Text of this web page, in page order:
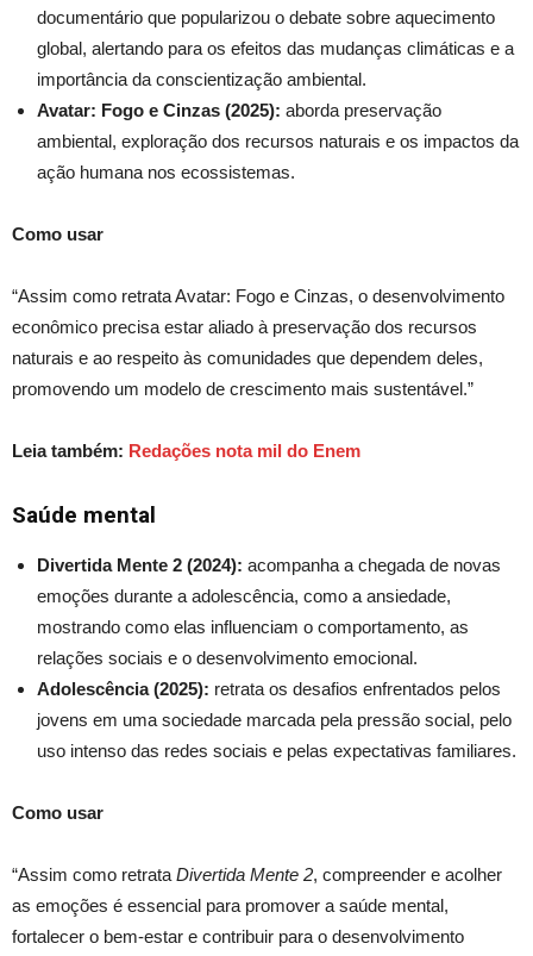
documentário que popularizou o debate sobre aquecimento
global, alertando para os efeitos das mudanças climáticas e a
importância da conscientização ambiental.
Avatar: Fogo e Cinzas (2025): aborda preservação
ambiental, exploração dos recursos naturais e os impactos da
ação humana nos ecossistemas.
Como usar
“Assim como retrata Avatar: Fogo e Cinzas, o desenvolvimento
econômico precisa estar aliado à preservação dos recursos
naturais e ao respeito às comunidades que dependem deles,
promovendo um modelo de crescimento mais sustentável.”
Leia também: Redações nota mil do Enem
Saúde mental
Divertida Mente 2 (2024): acompanha a chegada de novas
emoções durante a adolescência, como a ansiedade,
mostrando como elas influenciam o comportamento, as
relações sociais e o desenvolvimento emocional.
Adolescência (2025): retrata os desafios enfrentados pelos
jovens em uma sociedade marcada pela pressão social, pelo
uso intenso das redes sociais e pelas expectativas familiares.
Como usar
“Assim como retrata Divertida Mente 2, compreender e acolher
as emoções é essencial para promover a saúde mental,
fortalecer o bem-estar e contribuir para o desenvolvimento